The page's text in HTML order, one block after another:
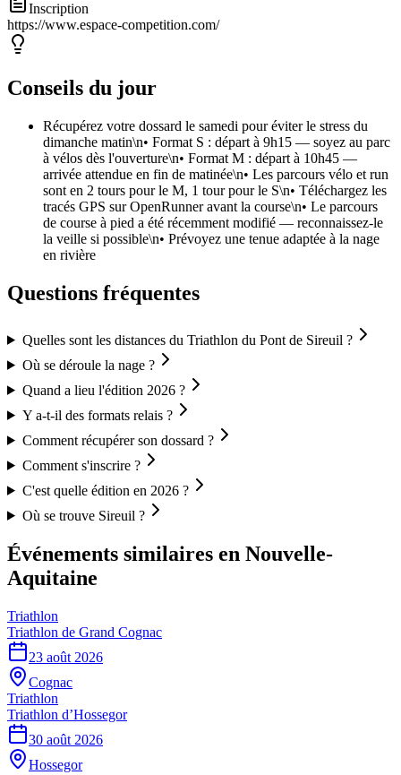
Inscription
https://www.espace-competition.com/
Conseils du jour
Récupérez votre dossard le samedi pour éviter le stress du
dimanche matin\n• Format S : départ à 9h15 — soyez au parc
à vélos dès l'ouverture\n• Format M : départ à 10h45 —
arrivée attendue en fin de matinée\n• Les parcours vélo et run
sont en 2 tours pour le M, 1 tour pour le S\n• Téléchargez les
tracés GPS sur OpenRunner avant la course\n• Le parcours
de course à pied a été récemment modifié — reconnaissez-le
la veille si possible\n• Prévoyez une tenue adaptée à la nage
en rivière
Questions fréquentes
Quelles sont les distances du Triathlon du Pont de Sireuil ?
Où se déroule la nage ?
Quand a lieu l'édition 2026 ?
Y a-t-il des formats relais ?
Comment récupérer son dossard ?
Comment s'inscrire ?
C'est quelle édition en 2026 ?
Où se trouve Sireuil ?
Événements similaires en Nouvelle-
Aquitaine
Triathlon
Triathlon de Grand Cognac
23 août 2026
Cognac
Triathlon
Triathlon d’Hossegor
30 août 2026
Hossegor